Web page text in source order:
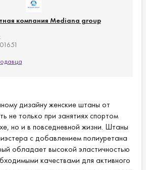
компания Mediana group
дизайну женские штаны от
не только при занятиях спортом
но и в повседневной жизни. Штаны
с добавлением полиуретана
обладает высокой эластичностью
качествами для активного